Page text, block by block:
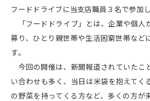
フードドライブに当支店職員３名で参加し
「フードドライブ」とは、企業や個人
募り、ひとり親世帯や生活困窮世帯など
す。
今回の開催は、新聞報道されていたこ
い合わせも多く、当日は米袋を抱えてく
の野菜を持ってくる方など、多くの方が